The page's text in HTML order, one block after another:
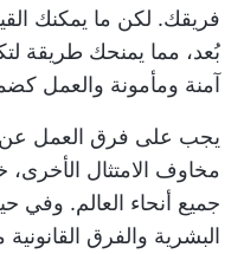
فريقك. لكن ما يمكنك
بُعد، مما يمنحك طريقة
آمنة ومأمونة والعمل
يجب على فرق العمل عن
مخاوف الامتثال
جميع أنحاء العالم. وفي
البشرية والفرق